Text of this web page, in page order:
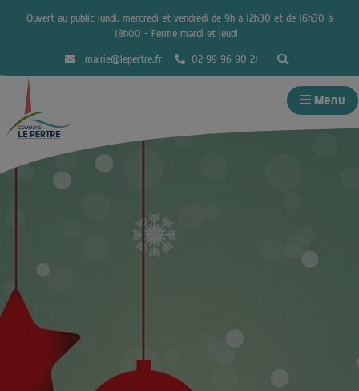
Ouvert au public lundi, mercredi et vendredi de 9h à 12h30 et de 16h30 à
18h00 – Fermé mardi et jeudi
mairie@lepertre.fr 02 99 96 90 21
Menu